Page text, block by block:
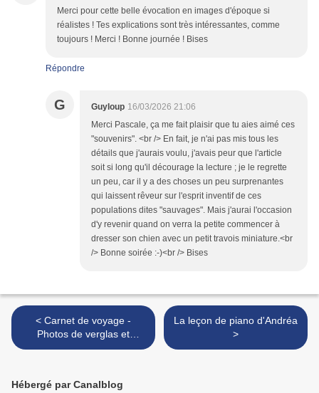
Merci pour cette belle évocation en images d'époque si
réalistes ! Tes explications sont très intéressantes, comme
toujours ! Merci ! Bonne journée ! Bises
Répondre
G Guyloup 16/03/2026 21:06
Merci Pascale, ça me fait plaisir que tu aies aimé ces
"souvenirs". <br /> En fait, je n'ai pas mis tous les
détails que j'aurais voulu, j'avais peur que l'article
soit si long qu'il décourage la lecture ; je le regrette
un peu, car il y a des choses un peu surprenantes
qui laissent rêveur sur l'esprit inventif de ces
populations dites "sauvages". Mais j'aurai l'occasion
d'y revenir quand on verra la petite commencer à
dresser son chien avec un petit travois miniature.<br
/> Bonne soirée :-)<br /> Bises
< Carnet de voyage -
Photos de verglas et
entorse pour Aslan
La leçon de piano d'Andréa
>
Hébergé par Canalblog